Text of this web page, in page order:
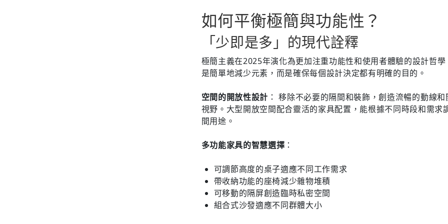
如何平衡極簡與功能性？
「少即是多」的現代詮釋
極簡主義在2025年演化為更加注重功能性和使用者體驗的設計哲學
是簡單地減少元素，而是確保每個設計決定都有明確的目的。
空間的開放性設計 ： 移除不必要的隔間和裝飾，創造流暢的動線和
視野。大型開放空間配合靈活的家具配置，能根據不同時段和需求
間用途。
多功能家具的智慧選擇 ：
可調節高度的桌子適應不同工作需求
帶收納功能的座椅減少雜物堆積
可移動的隔屏創造臨時私密空間
組合式沙發適應不同群體大小